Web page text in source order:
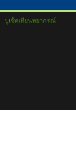
บูเช็คเทียนพยากรณ์